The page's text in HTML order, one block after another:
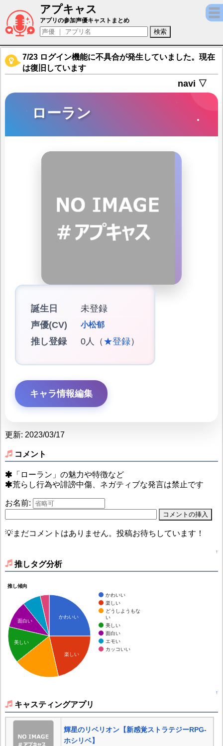
アプキャス
ローラン（声優：小松郁)【輝星のリベリオ
アプリの参加声優キャストまとめ
7/23 ログイン機能に不具合が発生していました。現在
は復旧しています
navi ▽
ローラン
誕生日
未登録
声優(CV)
小松郁
推し登録 0人（ ★登録）
キャラ情報編集
更新: 2023/03/17
コメント
「ローラン」の魅力や特徴など
荒らし行為や誹謗中傷、ネガティブな発言は禁止です
お名前:
💡まだコメントはありません。投稿お待ちしています！
↑
推しタグ分析
推し傾向
かわいい
楽しい
どうしようもな
い
美しい
面白い
エモい
カッコいい
かわいい
楽しい
面白い
美しい
↑
キャスティングアプリ
輝星のリベリオン【新感覚ストラテジーRPG‐
ホシリベ】